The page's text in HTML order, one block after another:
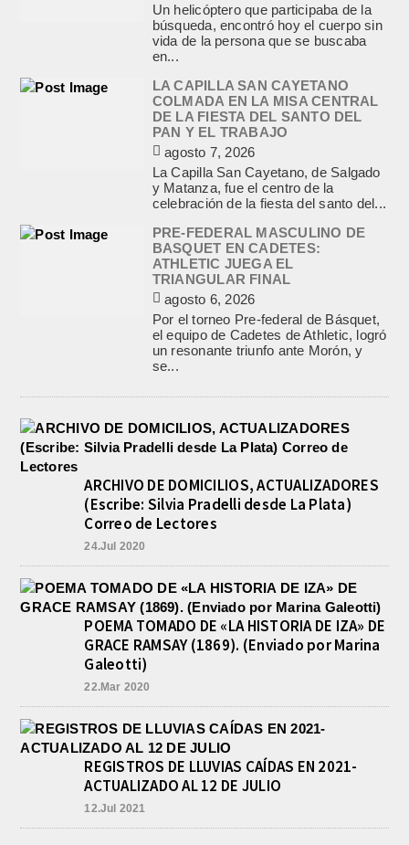
Un helicóptero que participaba de la
búsqueda, encontró hoy el cuerpo sin
vida de la persona que se buscaba
en...
LA CAPILLA SAN CAYETANO
COLMADA EN LA MISA CENTRAL
DE LA FIESTA DEL SANTO DEL
PAN Y EL TRABAJO
agosto 7, 2026
La Capilla San Cayetano, de Salgado
y Matanza, fue el centro de la
celebración de la fiesta del santo del...
PRE-FEDERAL MASCULINO DE
BASQUET EN CADETES:
ATHLETIC JUEGA EL
TRIANGULAR FINAL
agosto 6, 2026
Por el torneo Pre-federal de Básquet,
el equipo de Cadetes de Athletic, logró
un resonante triunfo ante Morón, y
se...
ARCHIVO DE DOMICILIOS, ACTUALIZADORES
(Escribe: Silvia Pradelli desde La Plata)
Correo de Lectores
24.Jul 2020
POEMA TOMADO DE «LA HISTORIA DE IZA» DE
GRACE RAMSAY (1869). (Enviado por Marina
Galeotti)
22.Mar 2020
REGISTROS DE LLUVIAS CAÍDAS EN 2021-
ACTUALIZADO AL 12 DE JULIO
12.Jul 2021